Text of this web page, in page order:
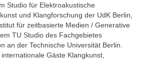
Studio für Elektroakustische
und Klangforschung der UdK Berlin,
für zeitbasierte Medien / Generative
TU Studio des Fachgebietes
an der Technische Universität Berlin.
Gäste Klangkunst,